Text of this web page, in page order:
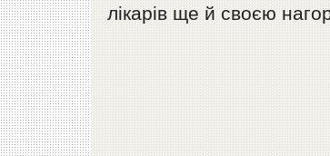
лікарів ще й своєю